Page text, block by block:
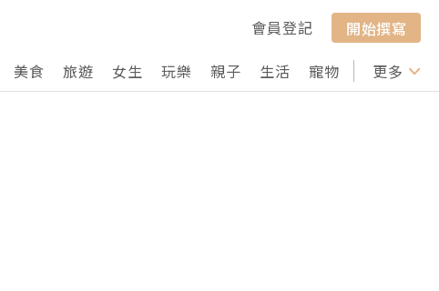
會員登記
開始撰寫
美食 旅遊 女生 玩樂 親子 生活 寵物 行山 打卡
更多